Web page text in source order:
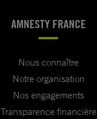
AMNESTY FRANCE
Nous connaître
Notre organisation
Nos engagements
Transparence financière